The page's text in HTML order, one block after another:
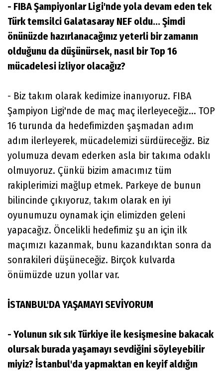
- FIBA Şampiyonlar Ligi'nde yola devam eden tek
Türk temsilci Galatasaray NEF oldu... Şimdi
önünüzde hazırlanacağınız yeterli bir zamanın
olduğunu da düşünürsek, nasıl bir Top 16
mücadelesi izliyor olacağız?
- Biz takım olarak kedimize inanıyoruz. FIBA
Şampiyon Ligi'nde de maç maç ilerleyeceğiz... TOP
16 turunda da hedefimizden şaşmadan adım
adım ilerleyerek, mücadelemizi sürdüreceğiz. Biz
yolumuza devam ederken asla bir takıma odaklı
olmuyoruz. Çünkü bizim amacımız tüm
rakiplerimizi mağlup etmek. Parkeye de bunun
bilincinde çıkıyoruz, takım olarak en iyi
oyunumuzu oynamak için elimizden geleni
yapacağız. Öncelikli hedefimiz şu an için ilk
maçımızı kazanmak, bunu kazandıktan sonra da
sonrakileri düşüneceğiz. Birçok kulvarda
önümüzde uzun yollar var.
İSTANBUL'DA YAŞAMAYI SEVİYORUM
- Yolunun sık sık Türkiye ile kesişmesine bakacak
olursak burada yaşamayı sevdiğini söyleyebilir
miyiz? İstanbul'da yapmaktan en keyif aldığın